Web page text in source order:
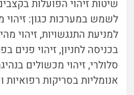
שיטות זיהוי הפועלות
לשמש במערכות כגון:
למניעת התנגשויות, זיהוי
בכניסה לחניון, זיהוי פנים
סלולרי, זיהוי מכשולים
אנומליות בסריקות רפואיות